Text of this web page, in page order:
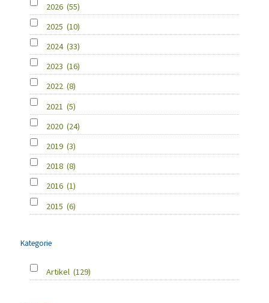
2026 (55)
2025 (10)
2024 (33)
2023 (16)
2022 (8)
2021 (5)
2020 (24)
2019 (3)
2018 (8)
2016 (1)
2015 (6)
Kategorie
Artikel (129)